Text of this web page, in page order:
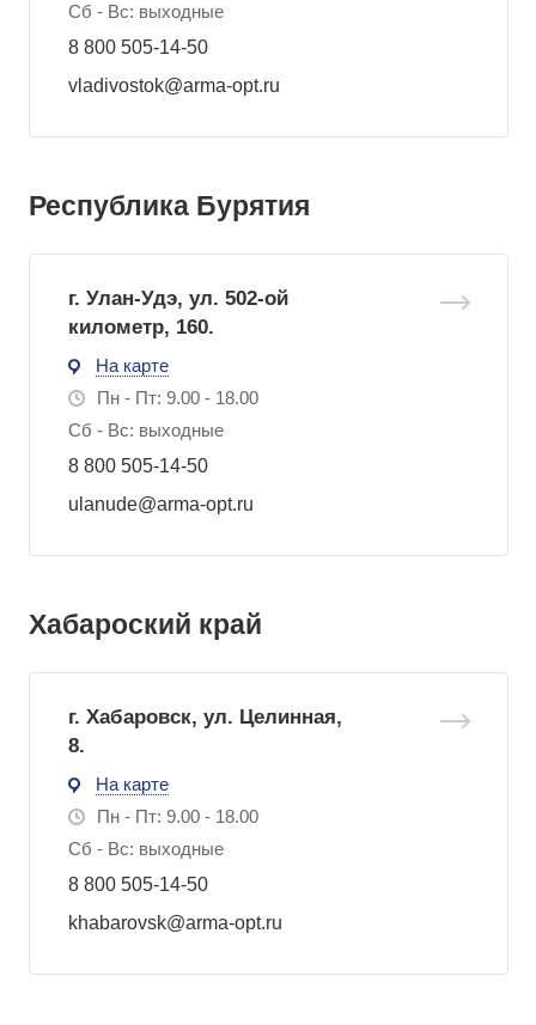
Сб - Вс: выходные
8 800 505-14-50
vladivostok@arma-opt.ru
Республика Бурятия
г. Улан-Удэ, ул. 502-ой
километр, 160.
На карте
Пн - Пт: 9.00 - 18.00
Сб - Вс: выходные
8 800 505-14-50
ulanude@arma-opt.ru
Хабароский край
г. Хабаровск, ул. Целинная,
8.
На карте
Пн - Пт: 9.00 - 18.00
Сб - Вс: выходные
8 800 505-14-50
khabarovsk@arma-opt.ru